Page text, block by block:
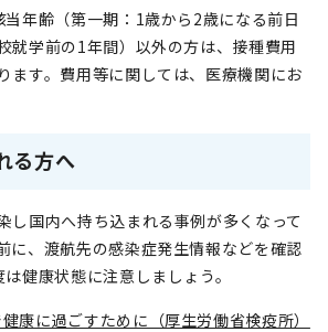
年齢（第一期：1歳から2歳になる前日
就学前の1年間）以外の方は、接種費用
ます。費用等に関しては、医療機関にお
る方へ
し国内へ持ち込まれる事例が多くなって
に、渡航先の感染症発生情報などを確認
健康状態に注意しましょう。
康に過ごすために（厚生労働省検疫所）